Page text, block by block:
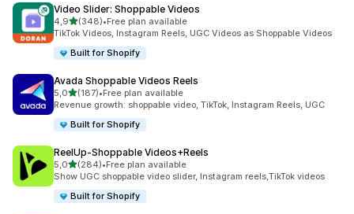
Video Slider: Shoppable Videos
4,9stelle su 5
(348)
348 recensioni totali
•Free plan available
TikTok Videos, Instagram Reels, UGC Videos as Shoppable Videos
Built for Shopify
Avada Shoppable Videos Reels
5,0stelle su 5
(187)
187 recensioni totali
•Free plan available
Revenue growth: shoppable video, TikTok, Instagram Reels, UGC
Built for Shopify
ReelUp‑Shoppable Videos+Reels
5,0stelle su 5
(284)
284 recensioni totali
•Free plan available
Show UGC shoppable video slider, Instagram reels,TikTok videos
Built for Shopify